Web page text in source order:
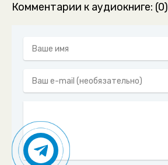
Комментарии к аудиокниге: (0)